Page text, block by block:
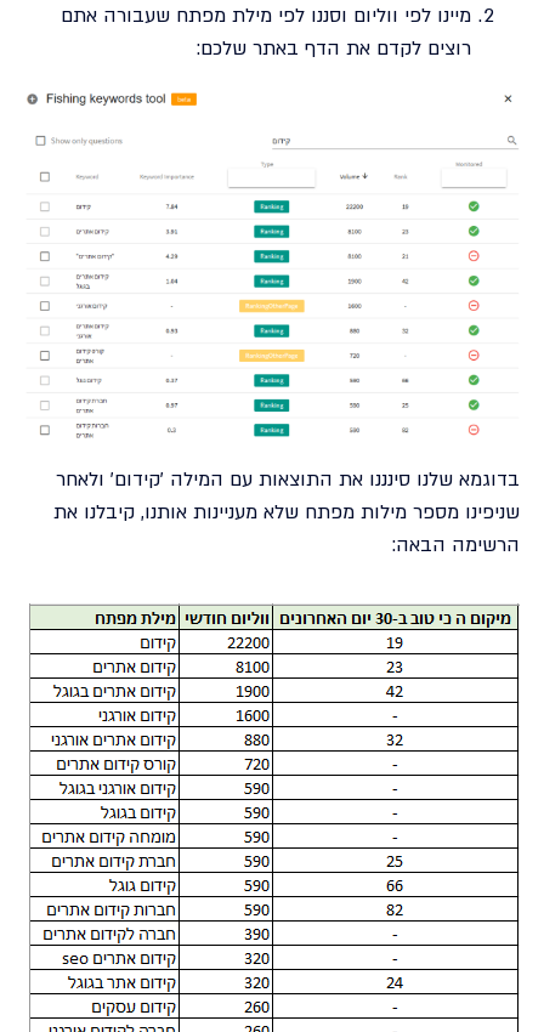
מיינו לפי ווליום וסננו לפי מילת מפתח שעבורה אתם
רוצים לקדם את הדף באתר שלכם:
בדוגמא שלנו סינננו את התוצאות עם המילה 'קידום' ולאחר
שניפינו מספר מילות מפתח שלא מעניינות אותנו, קיבלנו את
הרשימה הבאה: